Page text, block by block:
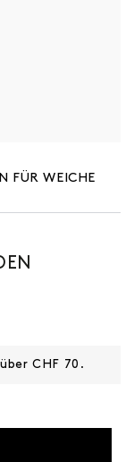
FÜR WEICHE
CHF 70.